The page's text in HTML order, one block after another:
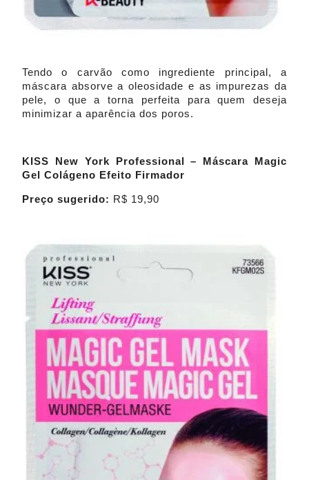
Tendo o carvão como ingrediente principal, a
máscara absorve a oleosidade e as impurezas da
pele, o que a torna perfeita para quem deseja
minimizar a aparência dos poros.
KISS New York Professional – Máscara Magic
Gel Colágeno Efeito Firmador
Preço sugerido: R$ 19,90